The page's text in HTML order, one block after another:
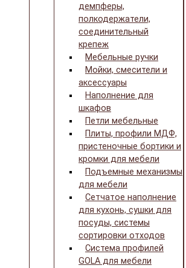
демпферы,
полкодержатели,
соединительный
крепеж
Мебельные ручки
Мойки, смесители и
аксессуары
Наполнение для
шкафов
Петли мебельные
Плиты, профили МДФ,
пристеночные бортики и
кромки для мебели
Подъемные механизмы
для мебели
Сетчатое наполнение
для кухонь, сушки для
посуды, системы
сортировки отходов
Система профилей
GOLA для мебели